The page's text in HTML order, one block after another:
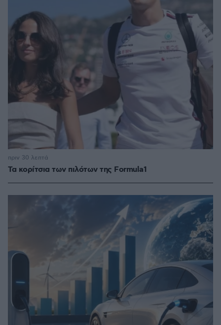
Τα κορίτσια των πιλότων της Formula1
πριν 30 λεπτά